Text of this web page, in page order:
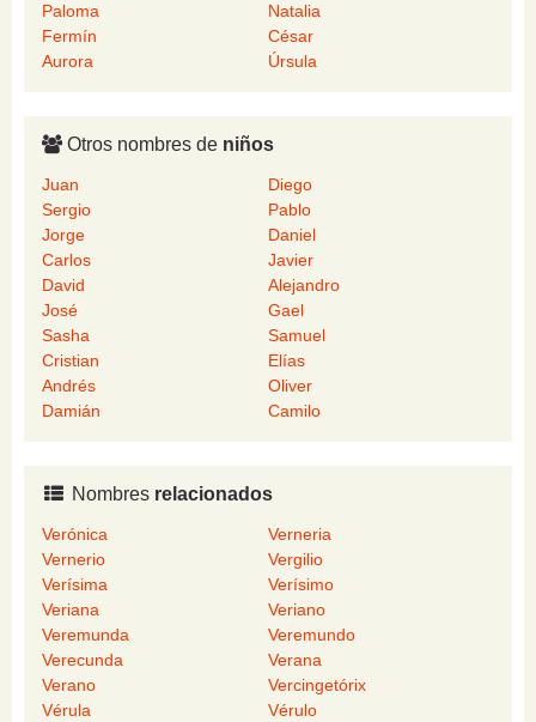
Paloma
Natalia
Fermín
César
Aurora
Úrsula
Otros nombres de niños
Juan
Diego
Sergio
Pablo
Jorge
Daniel
Carlos
Javier
David
Alejandro
José
Gael
Sasha
Samuel
Cristian
Elías
Andrés
Oliver
Damián
Camilo
Nombres relacionados
Verónica
Verneria
Vernerio
Vergilio
Verísima
Verísimo
Veriana
Veriano
Veremunda
Veremundo
Verecunda
Verana
Verano
Vercingetórix
Vérula
Vérulo